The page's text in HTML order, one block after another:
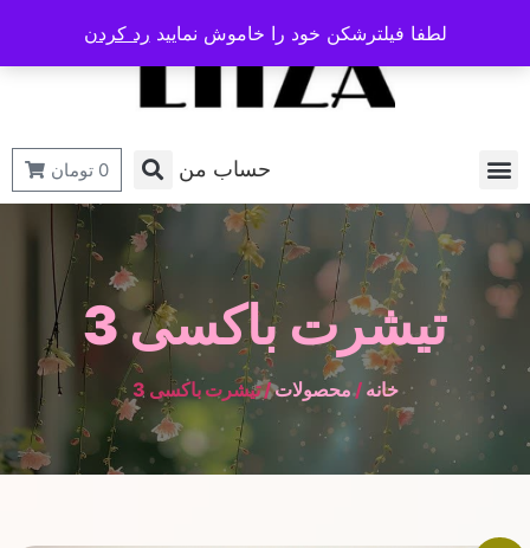
حساب من 0 تومان
تیشرت باکسی 3
خانه/محصولات/ تیشرت باکسی 3
لطفا فیلترشکن خود را خاموش نمایید رد کردن